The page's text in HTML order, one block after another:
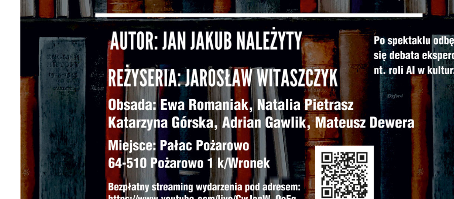
komunikatów na podstawie analizy Twoich upodobań oraz
Twoich zwyczajów dotyczących przeglądanej witryny
internetowej. Treści promocyjne mogą pojawić się na stronach
podmiotów trzecich lub firm będących naszymi partnerami oraz
innych dostawców usług. Firmy te działają w charakterze
pośredników prezentujących nasze treści w postaci
ofert, komunikatów mediów społecznościowych.